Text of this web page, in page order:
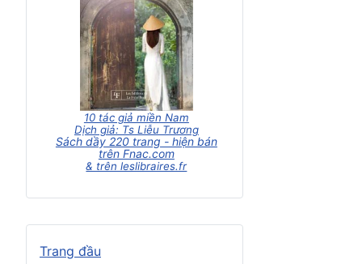
Trang đầu
10 tác giả miền Nam
Dịch giả: Ts Liễu Trương
Sách dầy 220 trang - hiện bán
trên Fnac.com
& trên leslibraires.fr